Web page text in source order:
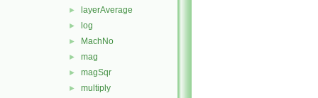
► layerAverage
► log
► MachNo
► mag
► magSqr
► multiply